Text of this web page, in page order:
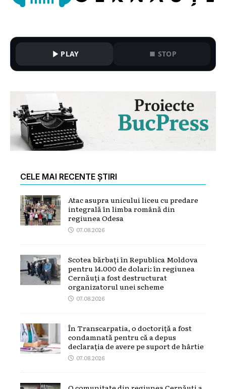
PLAY STOP
CELE MAI RECENTE ȘTIRI
Atac asupra unicului liceu cu predare
integrală în limba română din
regiunea Odesa
07.08.2026
Scotea bărbați în Republica Moldova
pentru 14.000 de dolari: în regiunea
Cernăuți a fost destructurat
organizatorul unei scheme
07.08.2026
În Transcarpatia, o doctoriță a fost
condamnată pentru că a depus
declarația de avere pe suport de hârtie
07.08.2026